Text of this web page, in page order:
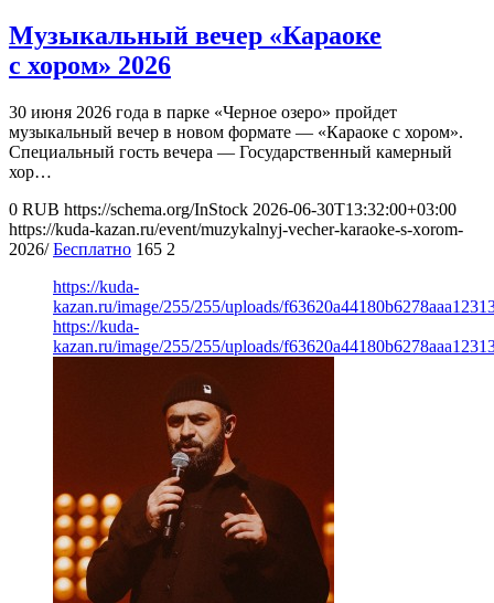
Музыкальный вечер «Караоке
с хором» 2026
30 июня 2026 года в парке «Черное озеро» пройдет
музыкальный вечер в новом формате — «Караоке с хором».
Специальный гость вечера — Государственный камерный
хор…
0 RUB https://schema.org/InStock 2026-06-30T13:32:00+03:00
https://kuda-kazan.ru/event/muzykalnyj-vecher-karaoke-s-xorom-
2026/ Бесплатно 165 2
https://kuda-
kazan.ru/image/255/255/uploads/
https://kuda-
kazan.ru/image/255/255/uploads/